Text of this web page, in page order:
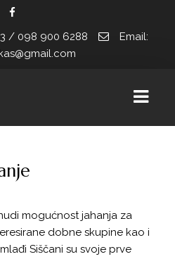
/ 098 900 6288
Email:
mogućnost jahanja za
dobne skupine kao i
Siščani su svoje prve